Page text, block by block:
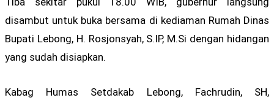
disambut untuk buka bersama di kediaman Rumah Dinas
Bupati Lebong, H. Rosjonsyah, S.IP, M.Si dengan hidangan
yang sudah disiapkan.
Kabag Humas Setdakab Lebong, Fachrudin, SH,